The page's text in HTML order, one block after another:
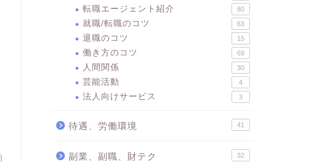
転職エージェント紹介 80
就職/転職のコツ 63
退職のコツ 15
働き方のコツ 69
人間関係 30
芸能活動 4
法人向けサービス 3
待遇、労働環境 41
副業、副職、財テク 32